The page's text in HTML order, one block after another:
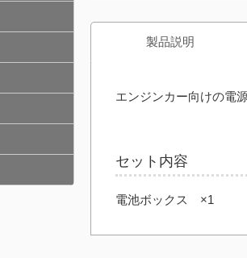
製品説明
エンジンカー向けの電
セット内容
電池ボックス ×1